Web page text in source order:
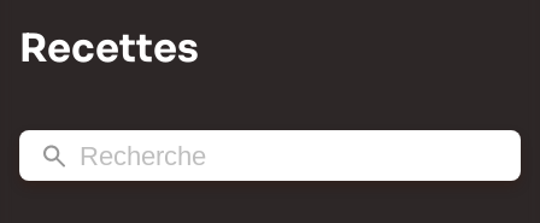
Recettes